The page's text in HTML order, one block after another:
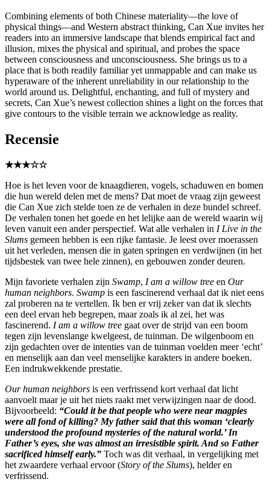
Combining elements of both Chinese materiality—the love of
physical things—and Western abstract thinking, Can Xue invites her
readers into an immersive landscape that blends empirical fact and
illusion, mixes the physical and spiritual, and probes the space
between consciousness and unconsciousness. She brings us to a
place that is both readily familiar yet unmappable and can make us
hyperaware of the inherent unreliability in our relationship to the
world around us. Delightful, enchanting, and full of mystery and
secrets, Can Xue’s newest collection shines a light on the forces that
give contours to the visible terrain we acknowledge as reality.
Recensie
★★★☆☆
Hoe is het leven voor de knaagdieren, vogels, schaduwen en bomen
die hun wereld delen met de mens? Dat moet de vraag zijn geweest
die Can Xue zich stelde toen ze de verhalen in deze bundel schreef.
De verhalen tonen het goede en het lelijke aan de wereld waarin wij
leven vanuit een ander perspectief. Wat alle verhalen in I Live in the
Slums gemeen hebben is een rijke fantasie. Je leest over moerassen
uit het verleden, mensen die in gaten springen en verdwijnen (in het
tijdsbestek van twee hele zinnen), en gebouwen zonder deuren.
Mijn favoriete verhalen zijn Swamp, I am a willow tree en Our
human neighbors. Swamp is een fascinerend verhaal dat ik niet eens
zal proberen na te vertellen. Ik ben er vrij zeker van dat ik slechts
een deel ervan heb begrepen, maar zoals ik al zei, het was
fascinerend. I am a willow tree gaat over de strijd van een boom
tegen zijn levenslange kwelgeest, de tuinman. De wilgenboom en
zijn gedachten over de intenties van de tuinman voelden meer ‘echt’
en menselijk aan dan veel menselijke karakters in andere boeken.
Een indrukwekkende prestatie.
Our human neighbors is een verfrissend kort verhaal dat licht
aanvoelt maar je uit het niets raakt met verwijzingen naar de dood.
Bijvoorbeeld: “Could it be that people who were near magpies
were all fond of killing? My father said that this woman ‘clearly
understood the profound mysteries of the natural world.’ In
Father’s eyes, she was almost an irresistible spirit. And so Father
sacrificed himself early.” Toch was dit verhaal, in vergelijking met
het zwaardere verhaal ervoor (Story of the Slums), helder en
verfrissend.